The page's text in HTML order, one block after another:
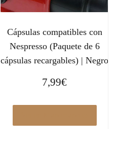
Cápsulas compatibles con
Nespresso (Paquete de 6
cápsulas recargables) | Negro
7,99€